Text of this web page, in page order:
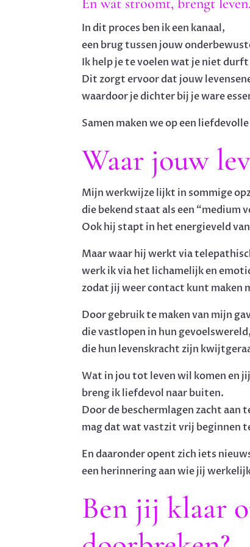
En wat stroomt, brengt leven.
In dit proces ben ik een kanaal,
een brug tussen jouw
Ik help je te voelen wat je niet
Dit zorgt ervoor dat jouw
waardoor je dichter bij je ware
Samen maken we op een
Waar jouw
Mijn werkwijze lijkt in sommige
die bekend staat als een “medium
Ook hij stapt in het energieveld
Maar waar hij werkt via
werk ik via het lichamelijk en
zodat jij weer contact kunt maken
Door gebruik te maken van mijn
die vastlopen in hun gevoelswereld,
die hun levenskracht zijn
Wat in jou tot leven wil komen en
breng ik liefdevol naar buiten.
Door de beschermlagen zacht aan
mag dat wat vastzit vrij beginnen
En daaronder opent zich iets
een herinnering aan wie jij
Ben jij klaar